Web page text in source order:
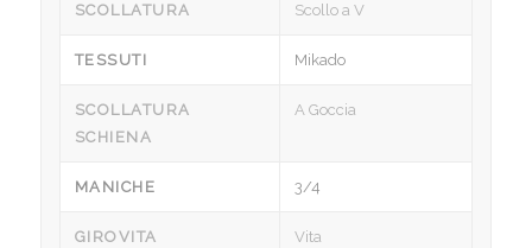
SCOLLATURA Scollo a V
TESSUTI Mikado
SCOLLATURA
SCHIENA
A Goccia
MANICHE 3/4
GIROVITA Vita